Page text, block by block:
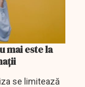
mai este la
se limitează